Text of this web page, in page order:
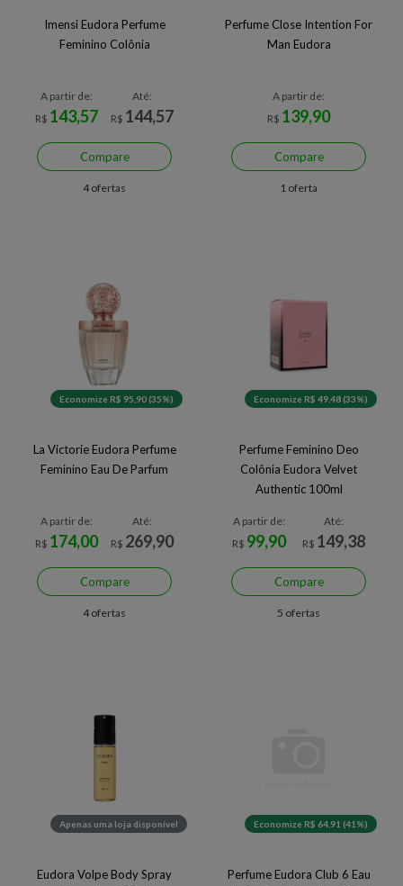
Imensi Eudora Perfume
Feminino Colônia
A partir de:
R$ 143,57
Até:
R$ 144,57
Compare
4 ofertas
Perfume Close Intention For
Man Eudora
A partir de:
R$ 139,90
Compare
1 oferta
Economize R$ 95,90 (35%)
La Victorie Eudora Perfume
Feminino Eau De Parfum
A partir de:
R$ 174,00
Até:
R$ 269,90
Compare
4 ofertas
Economize R$ 49,48 (33%)
Perfume Feminino Deo
Colônia Eudora Velvet
Authentic 100ml
A partir de:
R$ 99,90
Até:
R$ 149,38
Compare
5 ofertas
Apenas uma loja disponível
Eudora Volpe Body Spray
Economize R$ 64,91 (41%)
Perfume Eudora Club 6 Eau